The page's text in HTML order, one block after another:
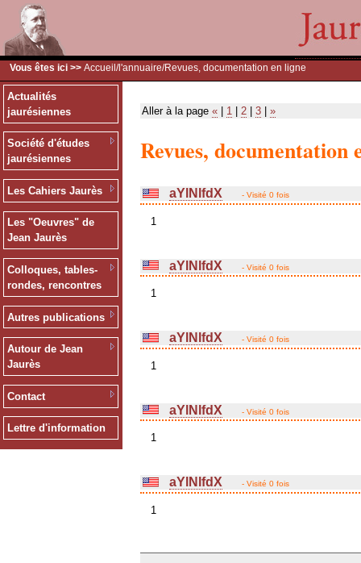
Vous êtes ici >> Accueil /l'annuaire/Revues, documentation en ligne
Actualités
jaurésiennes
Société d'études
jaurésiennes
Les Cahiers Jaurès
Les "Oeuvres" de
Jean Jaurès
Colloques, tables-
rondes, rencontres
Autres publications
Autour de Jean
Jaurès
Contact
Lettre d'information
Aller à la page « 1 2 3 »
Revues, documentation
aYlNlfdX - Visité 0 fois
1
aYlNlfdX - Visité 0 fois
1
aYlNlfdX - Visité 0 fois
1
aYlNlfdX - Visité 0 fois
1
aYlNlfdX - Visité 0 fois
1